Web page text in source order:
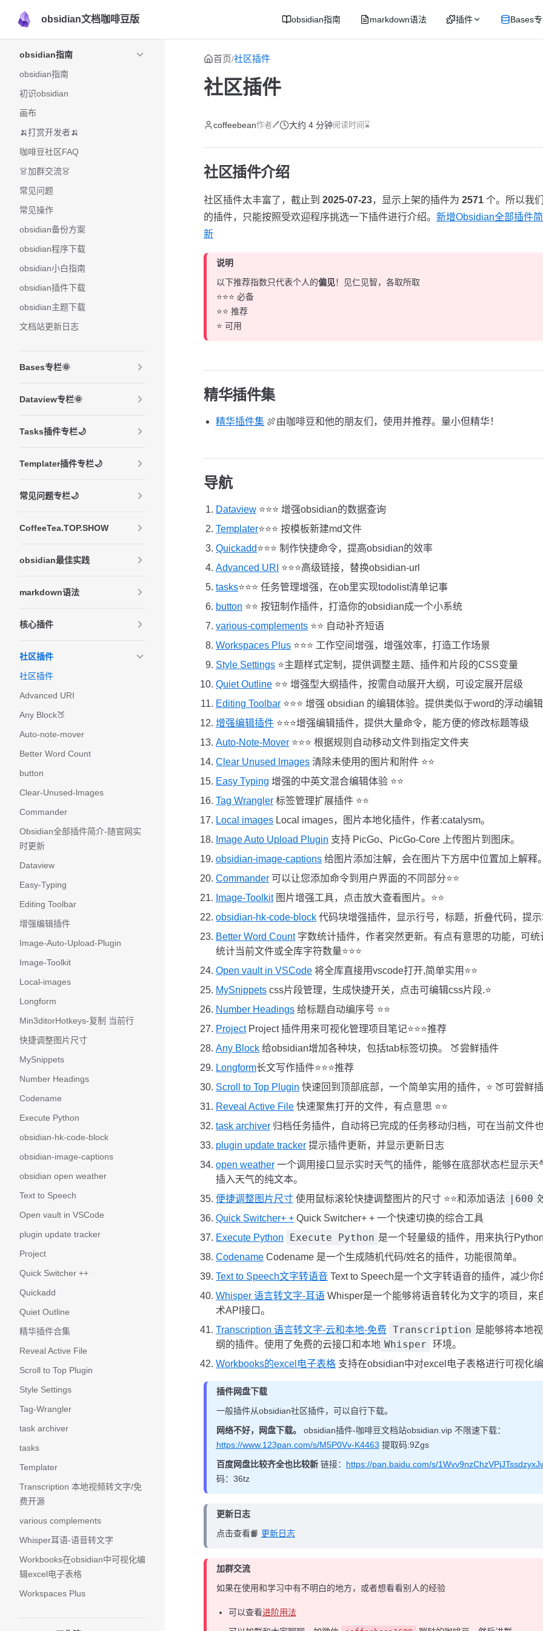
obsidian文档咖啡豆版 obsidian指南 markdown语法 插件 Bases
Skip to content
obsidian指南
obsidian指南
初识obsidian
画布
🍌打赏开发者🍌
咖啡豆社区FAQ
👗加群交流👗
常见问题
常见操作
obsidian备份方案
obsidian程序下载
obsidian小白指南
obsidian插件下载
obsidian主题下载
文档站更新日志
Bases专栏🌞
Dataview专栏🌞
Tasks插件专栏🌙
Templater插件专栏🌙
常见问题专栏🌙
CoffeeTea.TOP.SHOW
obsidian最佳实践
markdown语法
核心插件
社区插件
社区插件
Advanced URI
Any Block🍑
Auto-note-mover
Better Word Count
button
Clear-Unused-lmages
Commander
Obsidian全部插件简介-随官网实
时更新
Dataview
Easy-Typing
Editing Toolbar
增强编辑插件
Image-Auto-Upload-Plugin
Image-Toolkit
Local-images
Longform
Min3ditorHotkeys-复制 当前行
快捷调整图片尺寸
MySnippets
Number Headings
Codename
Execute Python
obsidian-hk-code-block
obsidian-image-captions
obsidian open weather
Text to Speech
Open vault in VSCode
plugin update tracker
Project
Quick Switcher ++
Quickadd
Quiet Outline
精华插件合集
Reveal Active File
Scroll to Top Plugin
Style Settings
Tag-Wrangler
task archiver
tasks
Templater
Transcription 本地视频转文字/免
费开源
various complements
Whisper耳语-语音转文字
Workbooks在obsidian中可视化编
辑excel电子表格
Workspaces Plus
首页/社区插件
社区插件
coffeebean作者🖊 大约 4 分钟阅读时间⌛
社区插件介绍
社区插件太丰富了，截止到 2025-07-23，显示上架的插件为 2571 个。所以我
的插件，只能按照受欢迎程序挑选一下插件进行介绍。 新增Obsidian全部插件
新
说明
以下推荐指数只代表个人的偏见！见仁见智，各取所取
⭐️⭐️⭐️ 必备
⭐️⭐️ 推荐
⭐️ 可用
精华插件集
精华插件集 🍖由咖啡豆和他的朋友们，使用并推荐。量小但精华！
导航
Dataview ⭐️⭐️⭐️ 增强obsidian的数据查询
Templater⭐️⭐️⭐️ 按模板新建md文件
Quickadd⭐️⭐️⭐️ 制作快捷命令，提高obsidian的效率
Advanced URI ⭐️⭐️⭐️高级链接，替换obsidian-url
tasks⭐️⭐️⭐️ 任务管理增强，在ob里实现todolist清单记事
button ⭐️⭐️ 按钮制作插件，打造你的obsidian成一个小系统
various-complements ⭐️⭐️ 自动补齐短语
Workspaces Plus ⭐️⭐️⭐️ 工作空间增强，增强效率，打造工作场景
Style Settings ⭐️主题样式定制，提供调整主题、插件和片段的CSS变量
Quiet Outline ⭐️⭐️ 增强型大纲插件，按需自动展开大纲，可设定展开层级
Editing Toolbar ⭐️⭐️⭐️ 增强 obsidian 的编辑体验。提供类似于word的浮动编辑
增强编辑插件 ⭐️⭐️⭐️增强编辑插件，提供大量命令，能方便的修改标题等级
Auto-Note-Mover ⭐️⭐️⭐️ 根据规则自动移动文件到指定文件夹
Clear Unused lmages 清除未使用的图片和附件 ⭐️⭐️
Easy Typing 增强的中英文混合编辑体验 ⭐️⭐️
Tag Wrangler 标签管理扩展插件 ⭐️⭐️
Local images Local images，图片本地化插件，作者:catalysm。
Image Auto Upload Plugin 支持 PicGo、PicGo-Core 上传图片到图床。
obsidian-image-captions 给图片添加注解，会在图片下方居中位置加上解释
Commander 可以让您添加命令到用户界面的不同部分⭐️⭐️
Image-Toolkit图片增强工具，点击放大查看图片。⭐️⭐️
obsidian-hk-code-block 代码块增强插件，显示行号，标题，折叠代码，提
Better Word Count字数统计插件，作者突然更新。有点有意思的功能，可统
统计当前文件或全库字符数量⭐️⭐️⭐️
Open vault in VSCode 将全库直接用vscode打开,简单实用⭐️⭐️
MySnippets css片段管理，生成快捷开关，点击可编辑css片段.⭐️
Number Headings 给标题自动编序号 ⭐️⭐️
ProjectProject 插件用来可视化管理项目笔记⭐️⭐️⭐️推荐
Any Block 给obsidian增加各种块，包括tab标签切换。 🍑尝鲜插件
Longform长文写作插件⭐️⭐️⭐️推荐
Scroll to Top Plugin 快速回到顶部底部，一个简单实用的插件，⭐️ 🍑可尝鲜
Reveal Active File 快速聚焦打开的文件，有点意思 ⭐️⭐️
task archiver 归档任务插件，自动将已完成的任务移动归档，可在当前文件也
plugin update tracker 提示插件更新，并显示更新日志
open weather 一个调用接口显示实时天气的插件，能够在底部状态栏显示天
插入天气的纯文本。
便捷调整图片尺寸 使用鼠标滚轮快捷调整图片的尺寸 ⭐⭐和添加语法 |600
Quick Switcher+ + Quick Switcher+ + 一个快速切换的综合工具
Execute Python
Execute Python 是一个轻量级的插件，用来执行
Codename Codename 是一个生成随机代码/姓名的插件，功能很简单。
Text to Speech文字转语音 Text to Speech是一个文字转语音的插件，减少你
Whisper 语言转文字-耳语 Whisper是一个能够将语音转化为文字的项目，来
术API接口。
Transcription 语言转文字-云和本地-免费
Transcription 是能够将本地
纲的插件。使用了免费的云接口和本地 Whisper
环境。
Workbooks的excel电子表格 支持在obsidian中对excel电子表格进行可视化
插件网盘下载
一般插件从obsidian社区插件，可以自行下载。
网络不好，网盘下载。
obsidian插件-咖啡豆文档站obsidian.vip 不限速下载：
https://www.123pan.com/s/M5P0Vv-K4463 提取码:9Zgs
百度网盘比较齐全也比较新链接： https://pan.baidu.com/s/
码：36tz
更新日志
点击查看📙 更新日志
加群交流
如果在使用和学习中有不明白的地方，或者想看看别人的经验
可以查看进阶用法